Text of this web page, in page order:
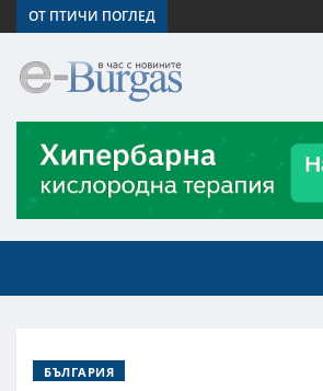
ОТ ПТИЧИ ПОГЛЕД
БЪЛГАРИЯ